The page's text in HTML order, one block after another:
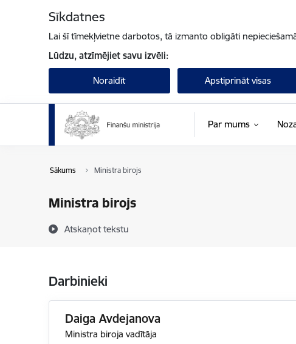
Sīkdatnes
Lai šī tīmekļvietne darbotos, tā izmanto obligāti
Lūdzu, atzīmējiet savu izvēli:
Noraidīt Apstiprināt visas
Par mums
Sākums Ministra birojs
Ministra birojs
Atskaņot tekstu
Darbinieki
Daiga Avdejanova
Ministra biroja vadītāja